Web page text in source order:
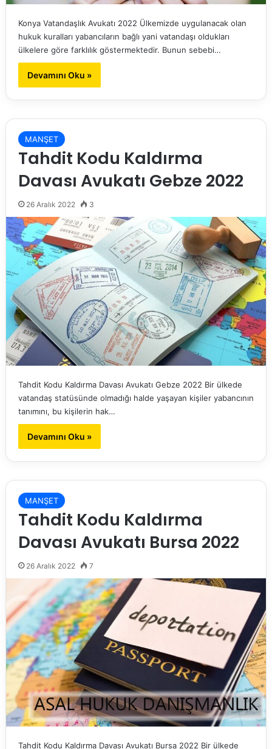
Konya Vatandaşlık Avukatı 2022 Ülkemizde uygulanacak olan
hukuk kuralları yabancıların bağlı yani vatandaşı oldukları
ülkelere göre farklılık göstermektedir. Bunun sebebi…
Devamını Oku »
MANŞET
Tahdit Kodu Kaldırma
Davası Avukatı Gebze 2022
26 Aralık 2022 3
Tahdit Kodu Kaldırma Davası Avukatı Gebze 2022 Bir ülkede
vatandaş statüsünde olmadığı halde yaşayan kişiler yabancının
tanımını, bu kişilerin hak…
Devamını Oku »
MANŞET
Tahdit Kodu Kaldırma
Davası Avukatı Bursa 2022
26 Aralık 2022 7
Tahdit Kodu Kaldırma Davası Avukatı Bursa 2022 Bir ülkede